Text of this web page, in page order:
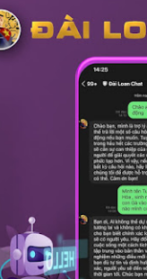
này, Đài Loan đã
Quốc đã tăng
hoạt động quanh
là “một nỗ lực
mục tiêu an ninh
TÀI KHOẢN
CỦA VIETVIP ?
LÔ ĐỀ & TỈ LỆ ĂN